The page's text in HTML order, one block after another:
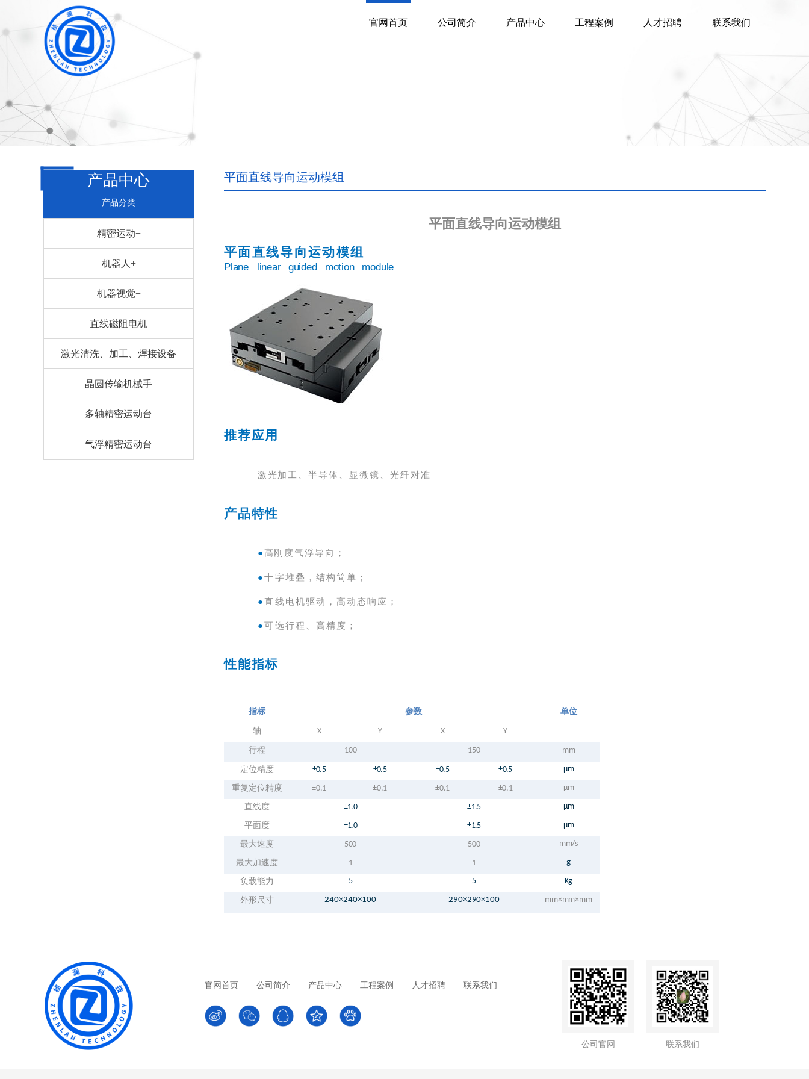
官网首页 公司简介 产品中心 工程案例 人才招聘 联系我们
产品中心
产品分类
精密运动+
机器人+
机器视觉+
直线磁阻电机
激光清洗、加工、焊接设备
晶圆传输机械手
多轴精密运动台
气浮精密运动台
平面直线导向运动模组
平面直线导向运动模组
平面直线导向运动模组
Plane linear guided motion module
推荐应用
激光加工、半导体、显微镜、光纤对准
产品特性
● 高刚度气浮导向；
●十字堆叠，结构简单；
● 直线电机驱动，高动态响应；
●可选行程、高精度 ；
性能指标
指标 参数 单位
轴 X Y X Y
行程 100 150 mm
定位精度 ±0.5 ±0.5 ±0.5 ±0.5 μm
重复定位精度 ±0.1 ±0.1 ±0.1 ±0.1 μm
直线度 ±1.0 ±1.5 μm
平面度 ±1.0 ±1.5 μm
最大速度 500 500 mm/s
最大加速度 1 1 g
负载能力 5 5 Kg
外形尺寸 240×240×100 290×290×100 mm×mm×mm
官网首页 公司简介 产品中心 工程案例 人才招聘 联系我们
公司官网 联系我们